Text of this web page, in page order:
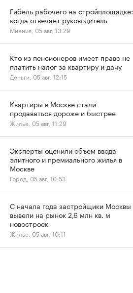
Гибель рабочего на стройплощадке:
когда отвечает руководитель
Мнения, 05 авг, 13:29
Кто из пенсионеров имеет право не
платить налог за квартиру и дачу
Деньги, 05 авг, 12:15
Квартиры в Москве стали
продаваться дороже и быстрее
Жилье, 05 авг, 11:29
Эксперты оценили объем ввода
элитного и премиального жилья в
Москве
Город, 05 авг, 10:53
С начала года застройщики Москвы
вывели на рынок 2,6 млн кв. м
новостроек
Жилье, 05 авг, 10:11